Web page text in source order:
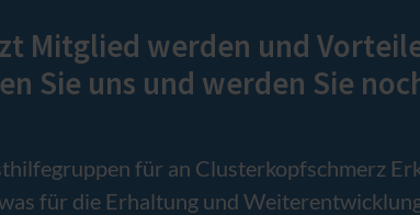
Mitglied werden und
Sie uns und werden Sie
für an Clusterkopfschmerz
für die Erhaltung und